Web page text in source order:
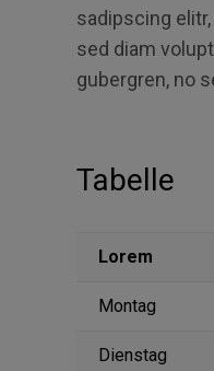
sadipscing
sed diam
gubergren, no
Tabelle
Lorem
Montag
Dienstag